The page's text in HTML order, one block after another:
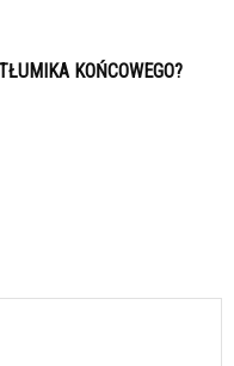
KOŃCOWEGO?